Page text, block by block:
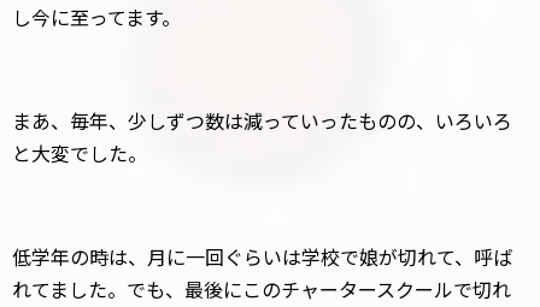
し今に至ってます。
まあ、毎年、少しずつ数は減っていったものの、いろいろ
と大変でした。
低学年の時は、月に一回ぐらいは学校で娘が切れて、呼ば
れてました。でも、最後にこのチャータースクールで切れ